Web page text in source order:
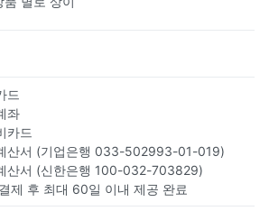
드
좌
카드
산서 (기업은행 033-502993-01-019)
산서 (신한은행 100-032-703829)
제 후 최대 60일 이내 제공 완료